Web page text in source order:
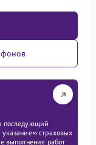
последующий
указанием страховых
выполнения работ